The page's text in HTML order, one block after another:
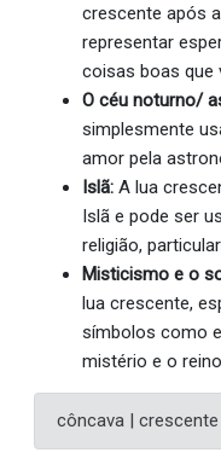
crescente após
representar
coisas boas que
O céu noturno/
simplesmente
amor pela
Islã: A lua
Islã e pode ser
religião,
Misticismo e o
lua crescente,
símbolos como
mistério e o
côncava |